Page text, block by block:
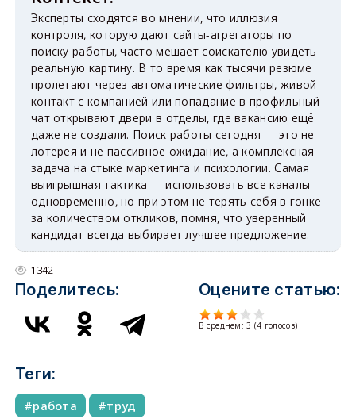
Эксперты сходятся во мнении, что иллюзия
контроля, которую дают сайты-агрегаторы по
поиску работы, часто мешает соискателю увидеть
реальную картину. В то время как тысячи резюме
пролетают через автоматические фильтры, живой
контакт с компанией или попадание в профильный
чат открывают двери в отделы, где вакансию ещё
даже не создали. Поиск работы сегодня — это не
лотерея и не пассивное ожидание, а комплексная
задача на стыке маркетинга и психологии. Самая
выигрышная тактика — использовать все каналы
одновременно, но при этом не терять себя в гонке
за количеством откликов, помня, что уверенный
кандидат всегда выбирает лучшее предложение.
1342
Поделитесь: Оцените статью:
В среднем:3 (4 голосов)
Теги:
работа труд